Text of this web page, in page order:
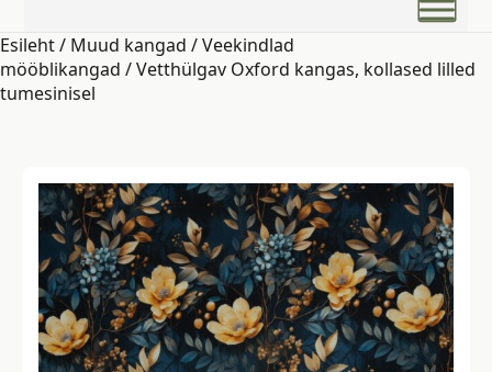
Esileht/ Muud kangad /Veekindlad
mööblikangad / Vetthülgav Oxford kangas, kollased lilled
tumesinisel